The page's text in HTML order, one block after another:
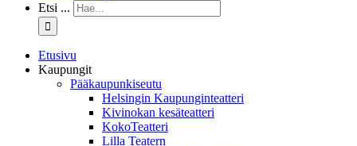
Etsi ...
Etusivu
Kaupungit
Pääkaupunkiseutu
Helsingin Kaupunginteatteri
Kivinokan kesäteatteri
KokoTeatteri
Lilla Teatern